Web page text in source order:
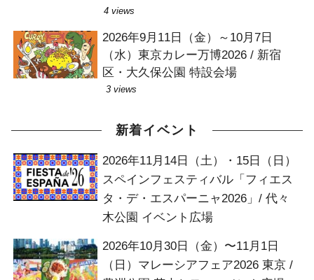
4 views
2026年9月11日（金）～10月7日
（水）東京カレー万博2026 / 新宿
区・大久保公園 特設会場
3 views
新着イベント
2026年11月14日（土）・15日（日）
スペインフェスティバル「フィエス
タ・デ・エスパーニャ2026」/ 代々
木公園 イベント広場
2026年10月30日（金）〜11月1日
（日）マレーシアフェア2026 東京 /